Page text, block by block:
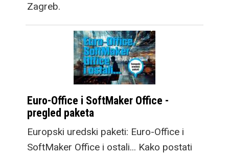
Zagreb.
Euro-Office i SoftMaker Office -
pregled paketa
Europski uredski paketi: Euro-Office i
SoftMaker Office i ostali... Kako postati